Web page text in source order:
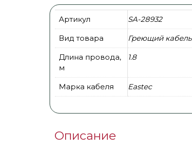
Артикул SA-28932
Вид товара Греющий кабель
Длина провода,
м
1.8
Марка кабеля Eastec
Описание